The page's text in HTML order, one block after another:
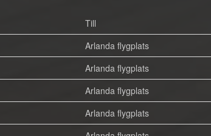
Till
Arlanda flygplats
Arlanda flygplats
Arlanda flygplats
Arlanda flygplats